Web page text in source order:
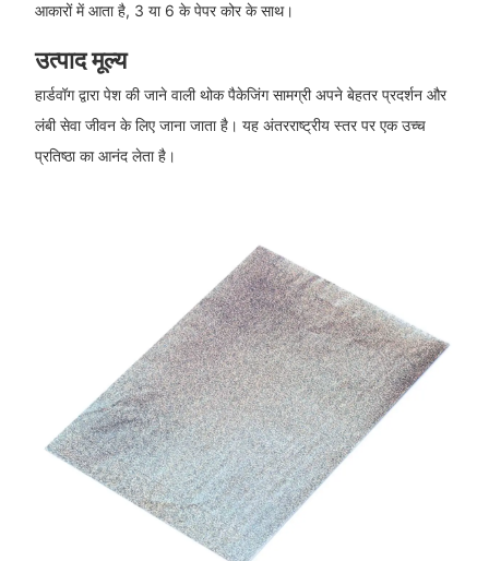
आकारों में आता है, 3 या 6 के पेपर कोर के साथ।
उत्पाद मूल्य
हार्डवॉग द्वारा पेश की जाने वाली थोक पैकेजिंग सामग्री अपने बेहतर प्रदर्शन और
लंबी सेवा जीवन के लिए जाना जाता है। यह अंतरराष्ट्रीय स्तर पर एक उच्च
प्रतिष्ठा का आनंद लेता है।